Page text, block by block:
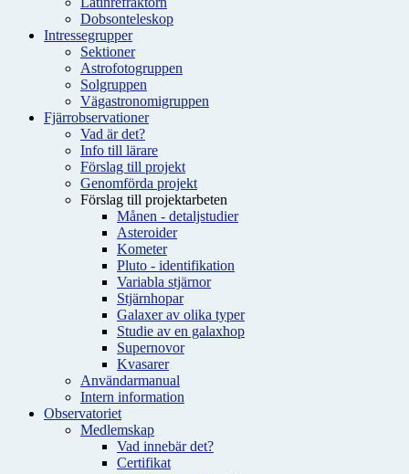
Dobsonteleskop
Intressegrupper
Sektioner
Astrofotogruppen
Solgruppen
Vägastronomigruppen
Fjärrobservationer
Vad är det?
Info till lärare
Förslag till projekt
Genomförda projekt
Förslag till projektarbeten
Månen - detaljstudier
Asteroider
Kometer
Pluto - identifikation
Variabla stjärnor
Stjärnhopar
Galaxer av olika typer
Studie av en galaxhop
Supernovor
Kvasarer
Användarmanual
Intern information
Observatoriet
Medlemskap
Vad innebär det?
Certifikat